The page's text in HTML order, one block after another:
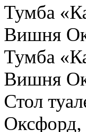
Тумба
Вишня
Тумба
Вишня
Стол
Оксфорд,